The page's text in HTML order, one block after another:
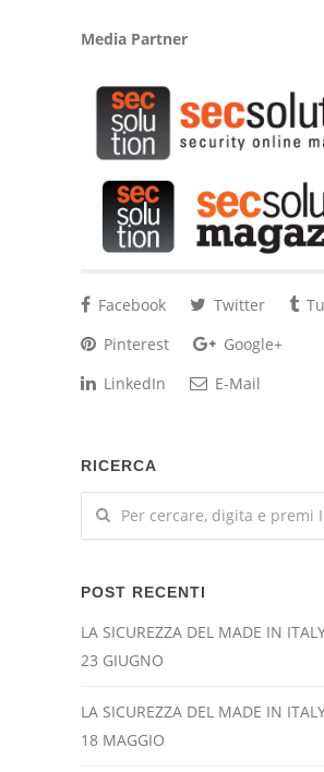
Media Partner
Facebook Twitter
Pinterest
Google+
LinkedIn
E-Mail
RICERCA
POST RECENTI
LA SICUREZZA DEL MADE IN
23 GIUGNO
LA SICUREZZA DEL MADE IN
18 MAGGIO